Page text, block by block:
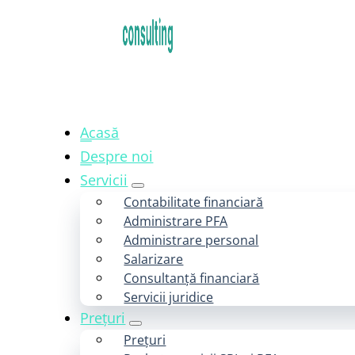
Acasă
Despre noi
Servicii
Contabilitate financiară
Administrare PFA
Administrare personal
Salarizare
Consultanță financiară
Servicii juridice
Prețuri
Prețuri